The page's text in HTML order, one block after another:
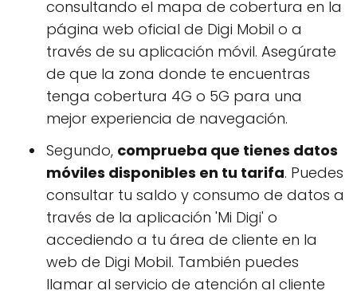
consultando el mapa de cobertura en la
página web oficial de Digi Mobil o a
través de su aplicación móvil. Asegúrate
de que la zona donde te encuentras
tenga cobertura 4G o 5G para una
mejor experiencia de navegación.
Segundo, comprueba que tienes datos
móviles disponibles en tu tarifa. Puedes
consultar tu saldo y consumo de datos a
través de la aplicación 'Mi Digi' o
accediendo a tu área de cliente en la
web de Digi Mobil. También puedes
llamar al servicio de atención al cliente